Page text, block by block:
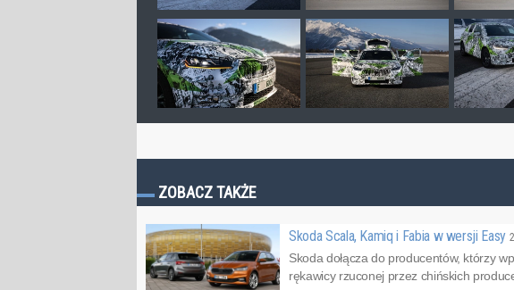
ZOBACZ TAKŻE
Skoda Scala, Kamiq i Fabia w wersji Easy
Skoda dołącza do producentów, którzy
rękawicy rzuconej przez chińskich